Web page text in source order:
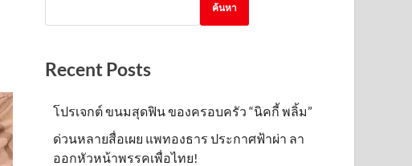
ค้นหา
Recent Posts
โปรเจกต์ ขนมสุดฟิน ของครอบครัว “นิคกี้ พลิ้ม”
ด่วนหลายสื่อเผย แพทองธาร ประกาศฟ้าผ่า ลา
ออกหัวหน้าพรรคเพื่อไทย!